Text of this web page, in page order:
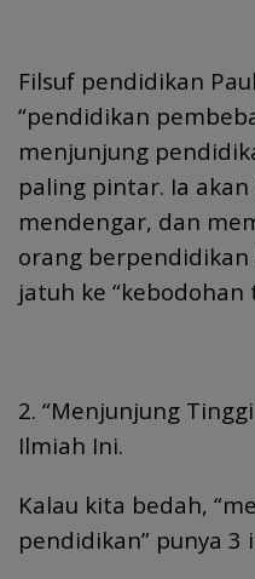
Filsuf pendidikan
“pendidikan
menjunjung
paling pintar. Ia
mendengar, dan
orang
jatuh ke “kebodohan
2. “Menjunjung
Ilmiah Ini.
Kalau kita bedah,
pendidikan” punya